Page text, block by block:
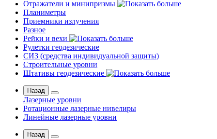
Отражатели и минипризмы
Планиметры
Приемники излучения
Разное
Рейки и вехи
Рулетки геодезические
СИЗ (средства индивидуальной защиты)
Строительные уровни
Штативы геодезические
Назад
Лазерные уровни
Ротационные лазерные нивелиры
Линейные лазерные уровни
Назад